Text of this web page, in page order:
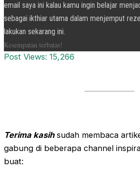
email saya ini kalau kamu ingin belajar
sebagai ikthiar utama dalam menjemput
lakukan sekarang ini.
Kesempatan terbatas!
Post Views: 15,266
Terima kasihsudah membaca
gabung di beberapa channel
buat: